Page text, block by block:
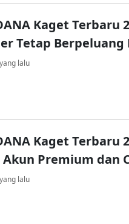
Kaget Terbaru
Tetap Berpeluang
lalu
Kaget Terbaru
Akun Premium dan
lalu